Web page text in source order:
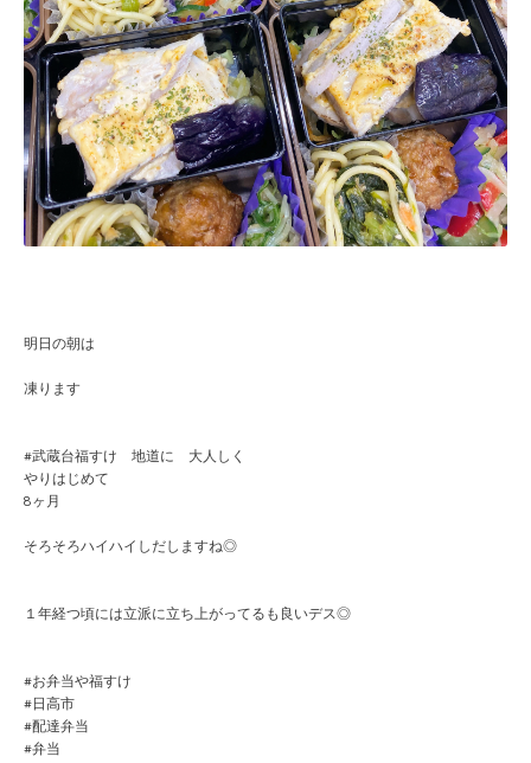
明日の朝は
凍ります
#武蔵台福すけ 地道に 大人しく
やりはじめて
8ヶ月
そろそろハイハイしだしますね◎
１年経つ頃には立派に立ち上がってるも良いデス◎
#お弁当や福すけ
#日高市
#配達弁当
#弁当